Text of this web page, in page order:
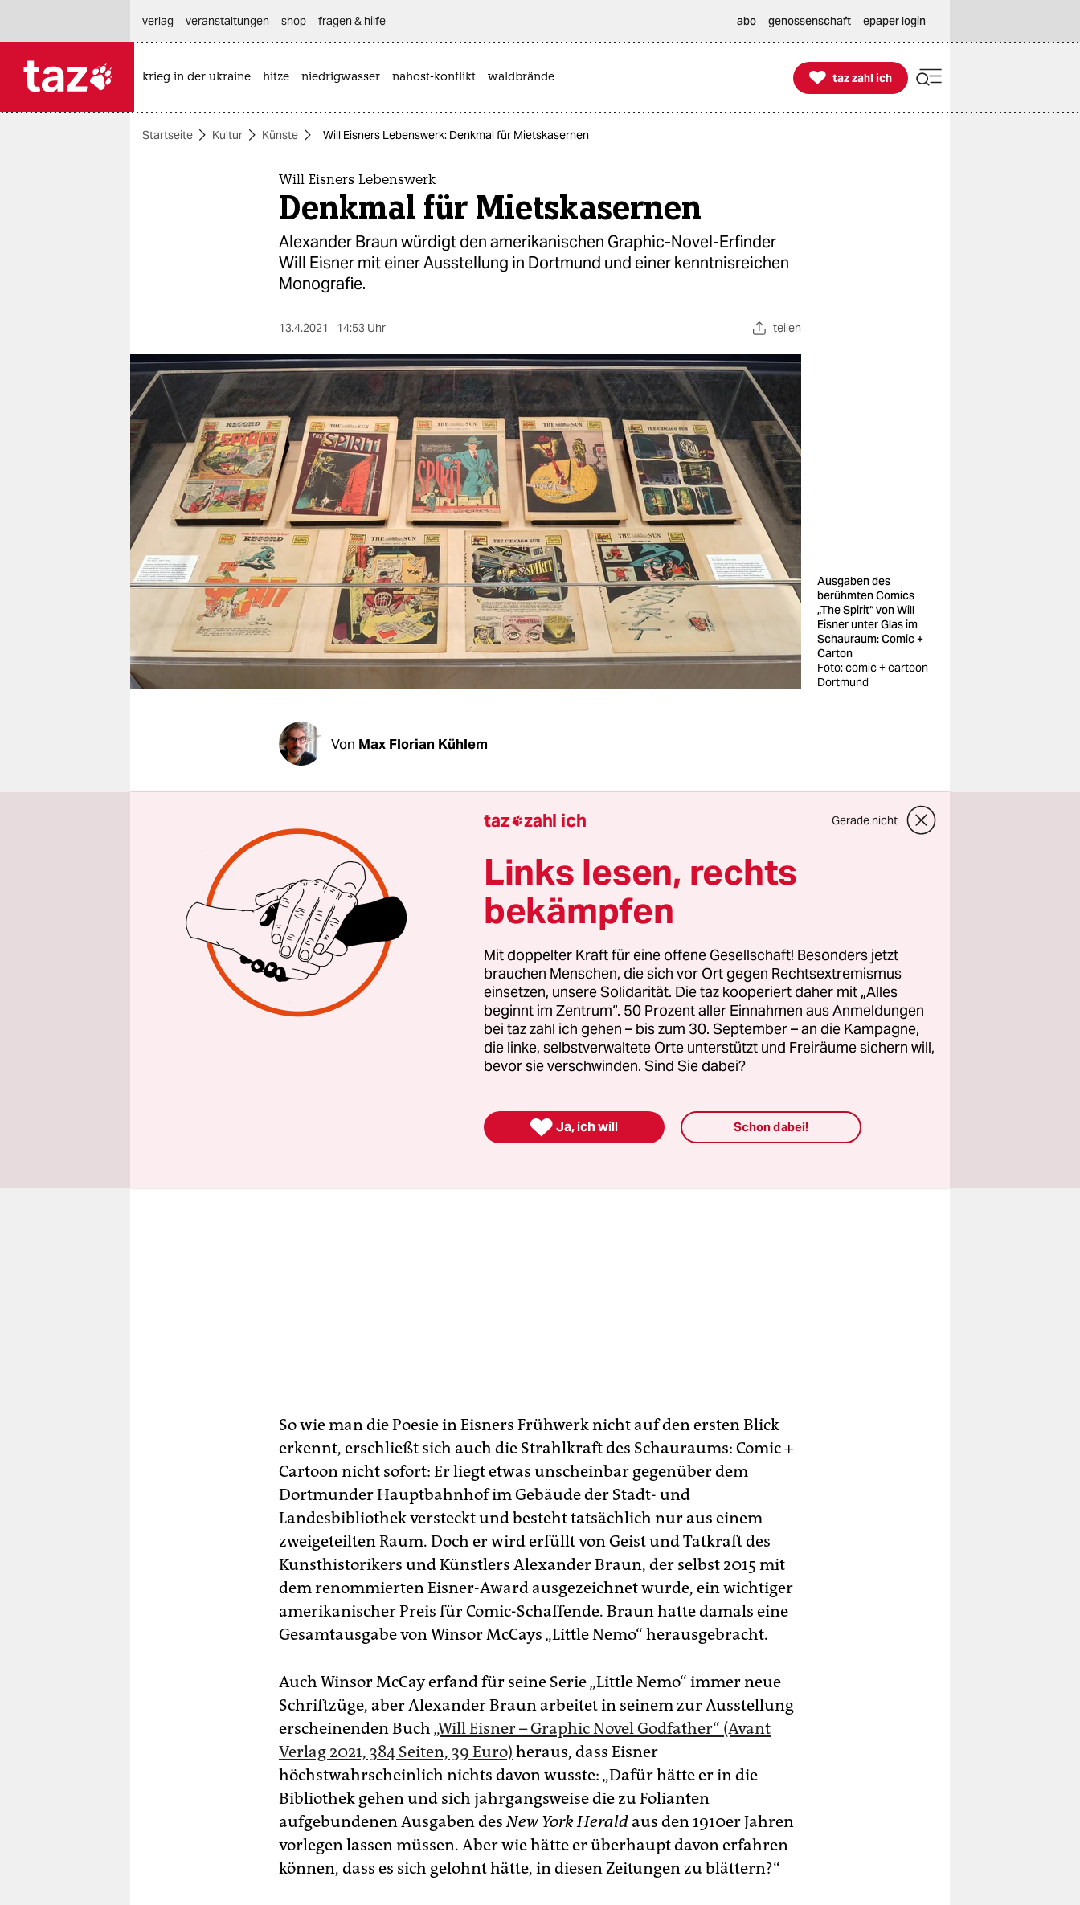
themen
berlin
nord
wahrheit
verlag
verlag
veranstaltungen
shop
fragen & hilfe
unterstützen
abo
genossenschaft
verlag
veranstaltungen shop fragen & hilfe abo genossenschaft epaper login
krieg in der ukraine hitze niedrigwasser nahost-konflikt waldbrände 
taz zahl ich
taz zahl ich
Startseite Kultur Künste Will Eisners Lebenswerk: Denkmal für Mietskasernen
Will Eisners Lebenswerk
Denkmal für Mietskasernen
Alexander Braun würdigt den amerikanischen Graphic-Novel-Erfinder
Will Eisner mit einer Ausstellung in Dortmund und einer kenntnisreichen
Monografie.
13.4.2021 14:53 Uhr teilen
Ausgaben des
berühmten Comics
„The Spirit“ von Will
Eisner unter Glas im
Schauraum: Comic +
Carton
Foto: comic + cartoon
Dortmund
Von Max Florian Kühlem
Es ist Nacht in Central City, auch eine Werbetafel liegt im Dunkeln. Im
nächsten Panel erleuchten sie die Scheinwerfer eines vorbeifahrenden
Busses und ein Schriftzug wird sichtbar: „The Spirit“ steht da, „by Will
Eisner“. Allein die Art, wie der amerikanische Comiczeichner Will
Eisner die Schriftzüge für den Titel der Comic-Serie entwarf, die er ab
1940 für die Sonntagsbeilagen verschiedener Blätter eines
Zeitungsunternehmens erfand, zeigt seine Könnerschaft, seine
Innovationsbereitschaft in einem damals eigentlich recht
innovationsfeindlichen Umfeld.
Im Dortmunder Schauraum: Comic + Cartoon ist jetzt die erste
deutsche Retrospektive des Meisters zu sehen, der als Vater der Graphic
So wie man die Poesie in Eisners Frühwerk nicht auf den ersten Blick
erkennt, erschließt sich auch die Strahlkraft des Schauraums: Comic +
Cartoon nicht sofort: Er liegt etwas unscheinbar gegenüber dem
Dortmunder Hauptbahnhof im Gebäude der Stadt- und
Landesbibliothek versteckt und besteht tatsächlich nur aus einem
zweigeteilten Raum. Doch er wird erfüllt von Geist und Tatkraft des
Kunsthistorikers und Künstlers Alexander Braun, der selbst 2015 mit
dem renommierten Eisner-Award ausgezeichnet wurde, ein wichtiger
amerikanischer Preis für Comic-Schaffende. Braun hatte damals eine
Gesamtausgabe von Winsor McCays „Little Nemo“ herausgebracht.
Auch Winsor McCay erfand für seine Serie „Little Nemo“ immer neue
Schriftzüge, aber Alexander Braun arbeitet in seinem zur Ausstellung
erscheinenden Buch „Will Eisner – Graphic Novel Godfather“ (Avant
Verlag 2021, 384 Seiten, 39 Euro) heraus, dass Eisner
höchstwahrscheinlich nichts davon wusste: „Dafür hätte er in die
Bibliothek gehen und sich jahrgangsweise die zu Folianten
aufgebundenen Ausgaben desNew York Heraldaus den 1910er Jahren
vorlegen lassen müssen. Aber wie hätte er überhaupt davon erfahren
können, dass es sich gelohnt hätte, in diesen Zeitungen zu blättern?“
taz zahl ich Gerade nicht
Links lesen, rechts
bekämpfen
Mit doppelter Kraft für eine offene Gesellschaft! Besonders jetzt
brauchen Menschen, die sich vor Ort gegen Rechtsextremismus
einsetzen, unsere Solidarität. Die taz kooperiert daher mit „Alles
beginnt im Zentrum“. 50 Prozent aller Einnahmen aus Anmeldungen
bei taz zahl ich gehen – bis zum 30. September – an die Kampagne,
die linke, selbstverwaltete Orte unterstützt und Freiräume sichern will,
bevor sie verschwinden. Sind Sie dabei?
 Ja, ich will Schon dabei!